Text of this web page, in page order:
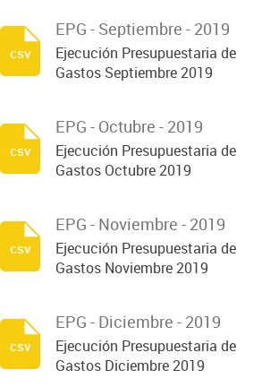
EPG - Septiembre - 2019
Ejecución Presupuestaria de
Gastos Septiembre 2019
csv
EPG - Octubre - 2019
Ejecución Presupuestaria de
Gastos Octubre 2019
csv
EPG - Noviembre - 2019
Ejecución Presupuestaria de
Gastos Noviembre 2019
csv
EPG - Diciembre - 2019
Ejecución Presupuestaria de
Gastos Diciembre 2019
csv